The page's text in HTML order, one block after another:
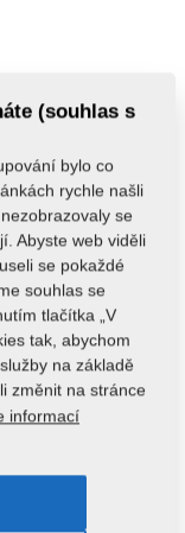
stroje:
(souhlas s
bylo co
rychle našli
se
Abyste web viděli
se pokaždé
souhlas se
tlačítka „V
tak, abychom
na základě
změnit na stránce
informací